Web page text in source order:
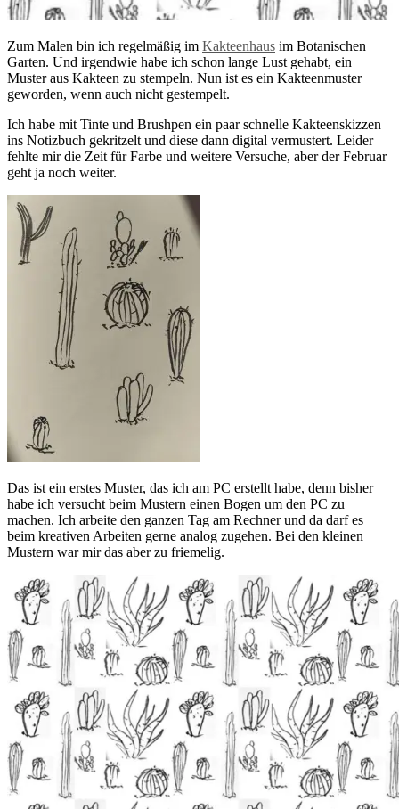
Zum Malen bin ich regelmäßig im Kakteenhaus im Botanischen
Garten. Und irgendwie habe ich schon lange Lust gehabt, ein
Muster aus Kakteen zu stempeln. Nun ist es ein Kakteenmuster
geworden, wenn auch nicht gestempelt.
Ich habe mit Tinte und Brushpen ein paar schnelle Kakteenskizzen
ins Notizbuch gekritzelt und diese dann digital vermustert. Leider
fehlte mir die Zeit für Farbe und weitere Versuche, aber der Februar
geht ja noch weiter.
Das ist ein erstes Muster, das ich am PC erstellt habe, denn bisher
habe ich versucht beim Mustern einen Bogen um den PC zu
machen. Ich arbeite den ganzen Tag am Rechner und da darf es
beim kreativen Arbeiten gerne analog zugehen. Bei den kleinen
Mustern war mir das aber zu friemelig.